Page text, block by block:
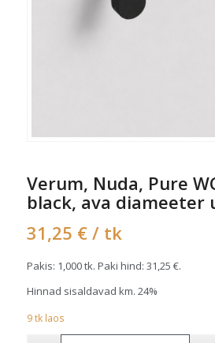
Verum, Nuda, Pure
black, ava diameeter
31,25 € / tk
Pakis: 1,000 tk. Paki hind: 31,25 €.
Hinnad sisaldavad km. 24%
9tklaos